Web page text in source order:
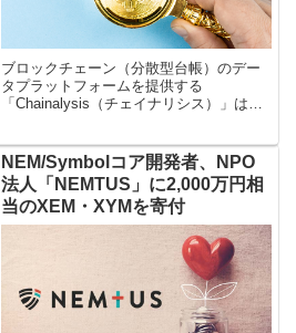
ブロックチェーン（分散型台帳）のデー
タプラットフォームを提供する
「Chainalysis（チェイナリシス）」は
ェック）」に採用された […]
NEM/Symbolコア開発者、NPO
法人「NEMTUS」に2,000万円相
当のXEM・XYMを寄付